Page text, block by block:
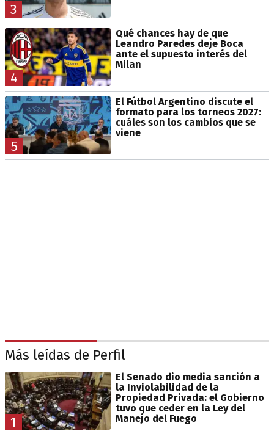
3
4
Qué chances hay de que
Leandro Paredes deje Boca
ante el supuesto interés del
Milan
5
El Fútbol Argentino discute el
formato para los torneos 2027:
cuáles son los cambios que se
viene
Más leídas de Perfil
1
El Senado dio media sanción a
la Inviolabilidad de la
Propiedad Privada: el Gobierno
tuvo que ceder en la Ley del
Manejo del Fuego